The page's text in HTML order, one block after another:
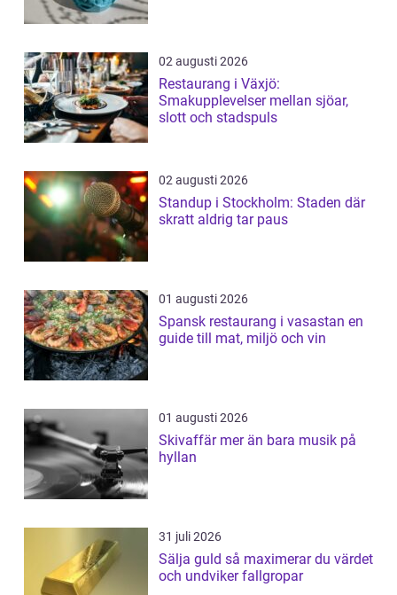
02 augusti 2026
Restaurang i Växjö:
Smakupplevelser mellan sjöar,
slott och stadspuls
02 augusti 2026
Standup i Stockholm: Staden där
skratt aldrig tar paus
01 augusti 2026
Spansk restaurang i vasastan en
guide till mat, miljö och vin
01 augusti 2026
Skivaffär mer än bara musik på
hyllan
31 juli 2026
Sälja guld så maximerar du värdet
och undviker fallgropar